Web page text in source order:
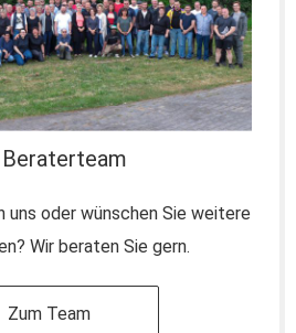
Beraterteam
uns oder wünschen Sie weitere
Wir beraten Sie gern.
Zum Team